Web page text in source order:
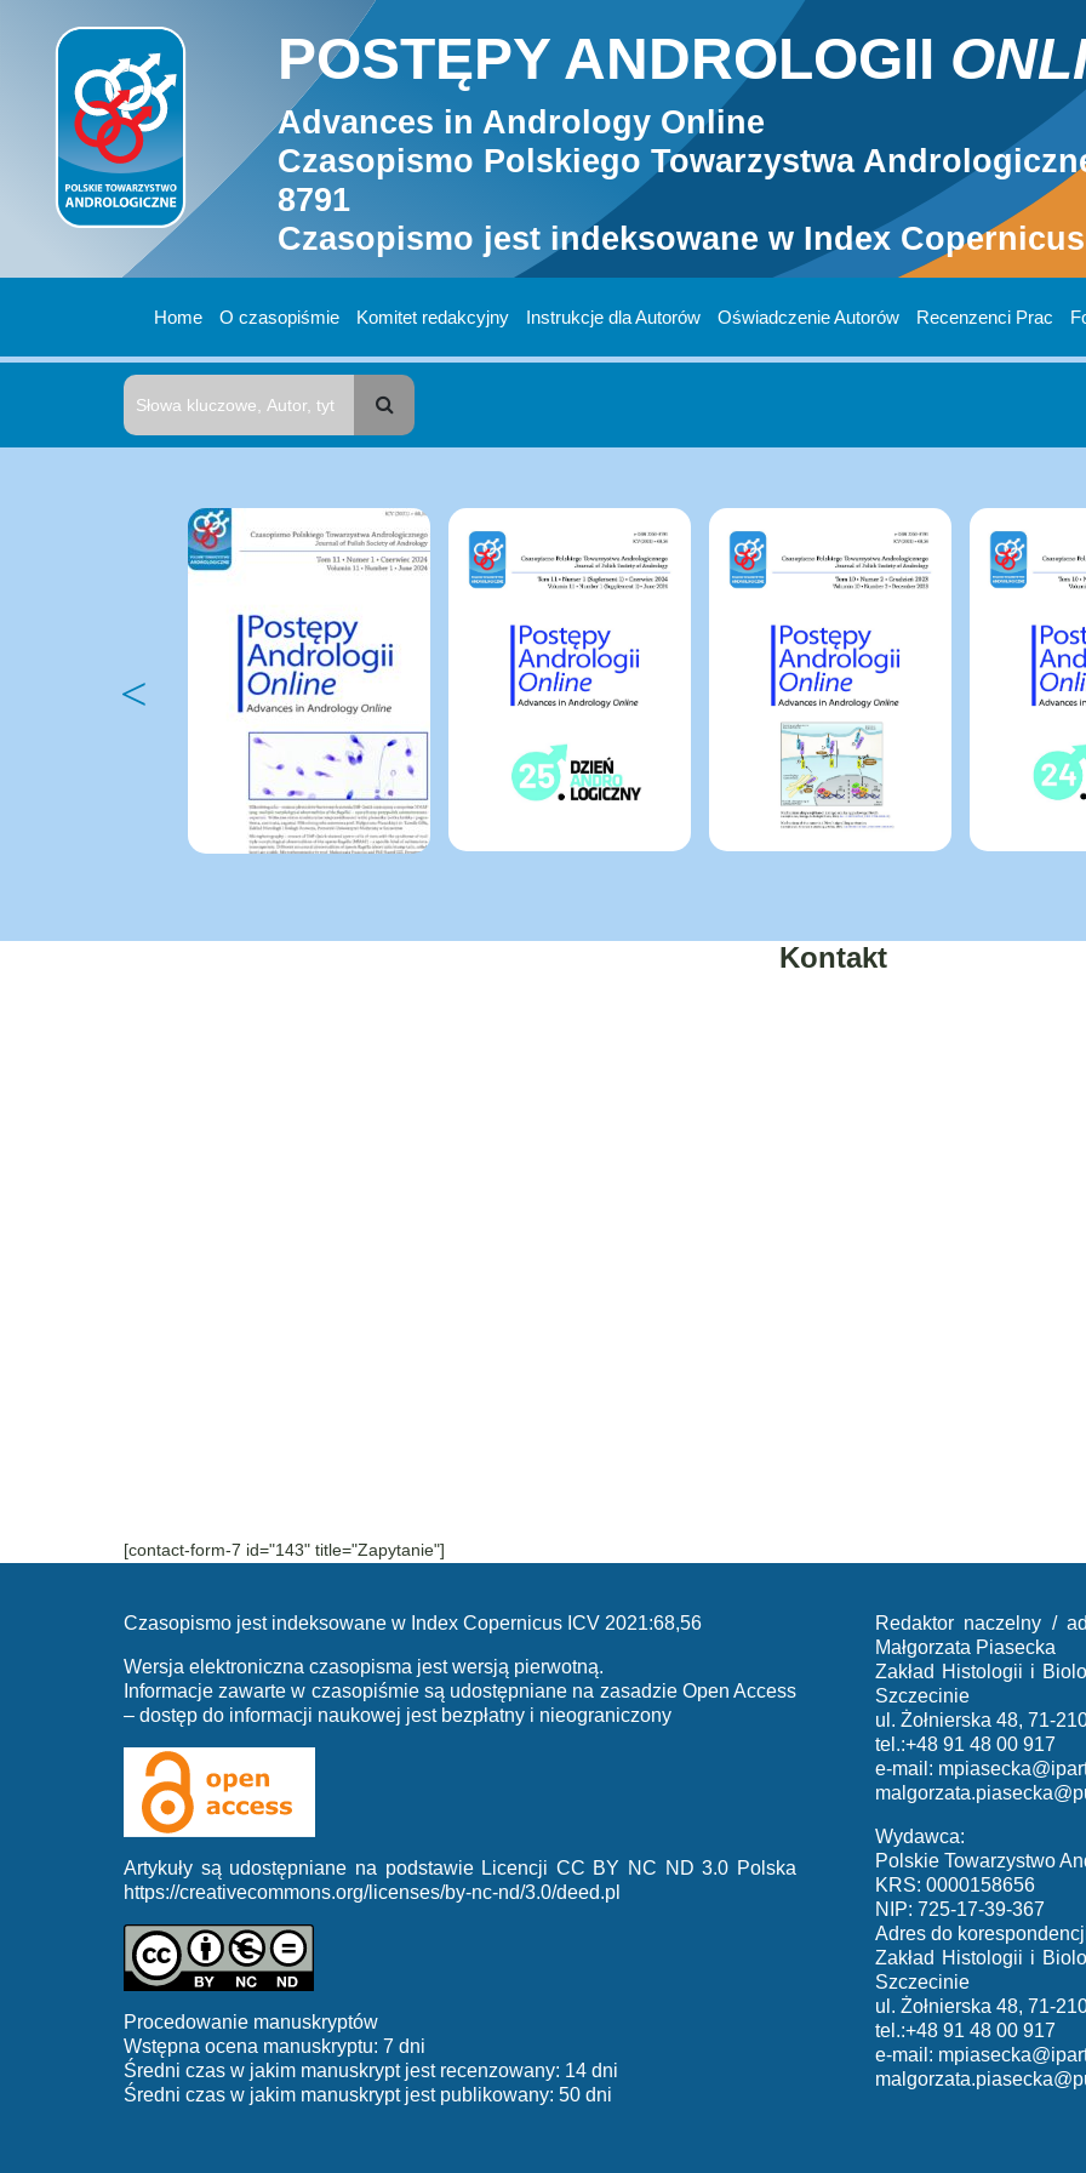
POSTĘPY ANDROLOGII
Advances in Andrology Online
Czasopismo Polskiego Towarzystwa
8791
Czasopismo jest indeksowane w Index Copernicus
Home O czasopiśmie Komitet redakcyjny Instrukcje dla Autorów Oświadczenie Autorów Recenzenci Prac
Kontakt
[contact-form-7 id="143" title="Zapytanie"]
Czasopismo jest indeksowane w Index Copernicus ICV 2021:68,56
Wersja elektroniczna czasopisma jest wersją pierwotną.
Informacje zawarte w czasopiśmie są udostępniane na zasadzie Open Access
– dostęp do informacji naukowej jest bezpłatny i nieograniczony
Artykuły są udostępniane na podstawie Licencji CC BY NC ND 3.0 Polska
https://creativecommons.org/licenses/by-nc-nd/3.0/deed.pl
Procedowanie manuskryptów
Wstępna ocena manuskryptu: 7 dni
Średni czas w jakim manuskrypt jest recenzowany: 14 dni
Średni czas w jakim manuskrypt jest publikowany: 50 dni
Redaktor naczelny /
Małgorzata Piasecka
Zakład Histologii i
Szczecinie
ul. Żołnierska 48, 71-
tel.:+48 91 48 00 917
e-mail:
Wydawca:
Polskie Towarzystwo
KRS: 0000158656
NIP: 725-17-39-367
Adres do
Zakład Histologii i
Szczecinie
ul. Żołnierska 48, 71-
tel.:+48 91 48 00 917
e-mail: